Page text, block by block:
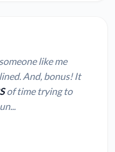
like me
And, bonus! It
of time trying to